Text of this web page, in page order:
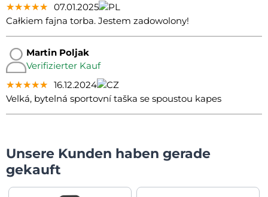
★★★★★
★★★★★
★★★★★ 07.01.2025
Całkiem fajna torba. Jestem zadowolony!
Martin Poljak
Verifizierter Kauf
★★★★★
★★★★★
★★★★★ 16.12.2024
Velká, bytelná sportovní taška se spoustou kapes
Unsere Kunden haben gerade
gekauft